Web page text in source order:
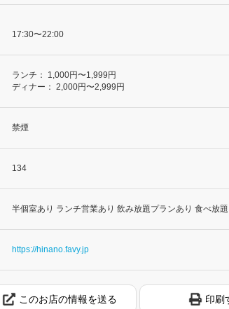
17:30〜22:00
ランチ：
1,000円〜1,999円
ディナー： 2,000円〜2,999円
禁煙
134
半個室あり ランチ営業あり 飲み放題プランあり 食べ放題
https://hinano.favy.jp
このお店の情報を送る 印刷